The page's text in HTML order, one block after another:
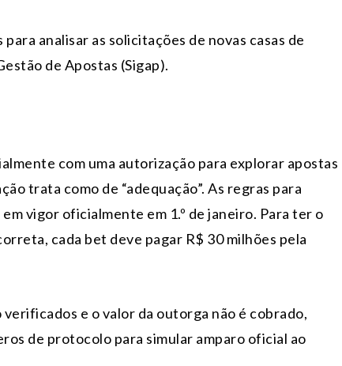
analisar as solicitações de novas casas de
de Apostas (Sigap).
com uma autorização para explorar apostas
trata como de “adequação”. As regras para
vigor oficialmente em 1.º de janeiro. Para ter o
cada bet deve pagar R$ 30 milhões pela
e o valor da outorga não é cobrado,
de protocolo para simular amparo oficial ao